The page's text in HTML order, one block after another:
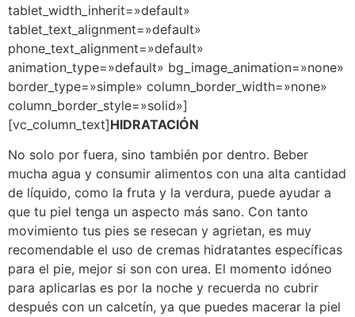
tablet_width_inherit=»default»
tablet_text_alignment=»default»
phone_text_alignment=»default»
animation_type=»default» bg_image_animation=»none»
border_type=»simple» column_border_width=»none»
column_border_style=»solid»]
[vc_column_text]HIDRATACIÓN
No solo por fuera, sino también por dentro. Beber
mucha agua y consumir alimentos con una alta cantidad
de líquido, como la fruta y la verdura, puede ayudar a
que tu piel tenga un aspecto más sano. Con tanto
movimiento tus pies se resecan y agrietan, es muy
recomendable el uso de cremas hidratantes específicas
para el pie, mejor si son con urea. El momento idóneo
para aplicarlas es por la noche y recuerda no cubrir
después con un calcetín, ya que puedes macerar la piel